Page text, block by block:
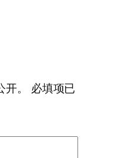
。
必填项已